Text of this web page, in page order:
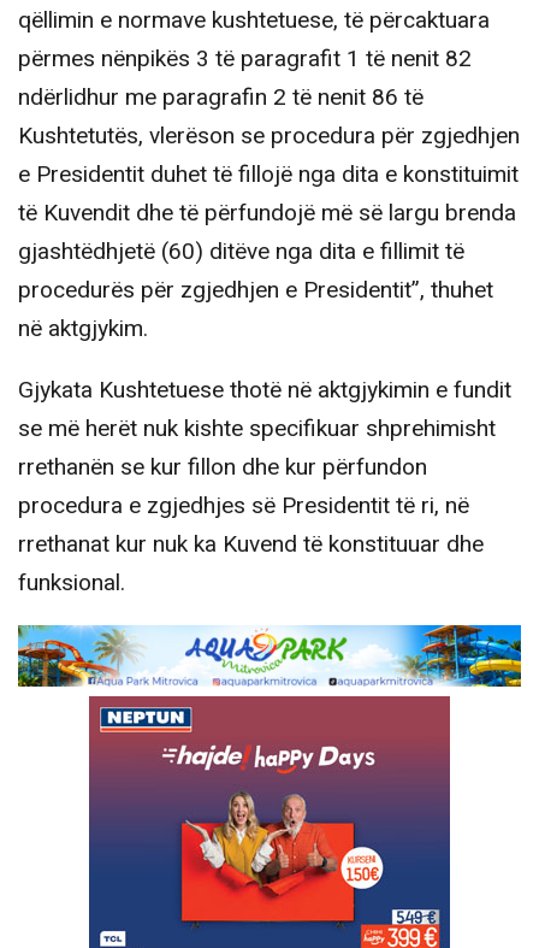
qëllimin e normave kushtetuese, të përcaktuara
përmes nënpikës 3 të paragrafit 1 të nenit 82
ndërlidhur me paragrafin 2 të nenit 86 të
Kushtetutës, vlerëson se procedura për zgjedhjen
e Presidentit duhet të fillojë nga dita e konstituimit
të Kuvendit dhe të përfundojë më së largu brenda
gjashtëdhjetë (60) ditëve nga dita e fillimit të
procedurës për zgjedhjen e Presidentit”, thuhet
në aktgjykim.
Gjykata Kushtetuese thotë në aktgjykimin e fundit
se më herët nuk kishte specifikuar shprehimisht
rrethanën se kur fillon dhe kur përfundon
procedura e zgjedhjes së Presidentit të ri, në
rrethanat kur nuk ka Kuvend të konstituuar dhe
funksional.